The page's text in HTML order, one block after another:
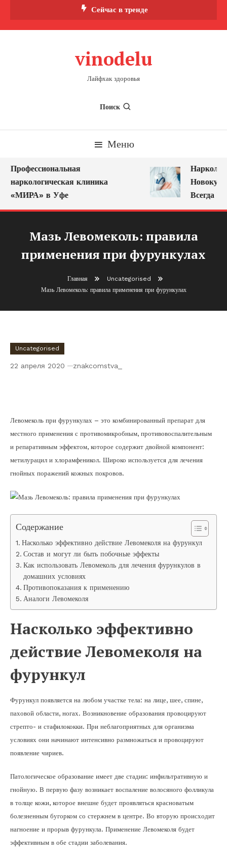
Сейчас в тренде
vinodelu
Лайфхак здоровья
Поиск
Меню
Профессиональная
наркологическая клиника
«МИРА» в Уфе
Всегда
Мазь Левомеколь: правила
применения при фурункулах
Главная
Uncategorised
Мазь Левомеколь: правила применения при фурункулах
Uncategorised
22 апреля 2020 znakcomstva_
Левомеколь при фурункулах – это комбинированный препарат для
местного применения с противомикробным, противовоспалительным
и репаративным эффектом, которое содержит двойной компонент:
метилурацил и хлорамфеникол. Широко используется для лечения
гнойных поражений кожных покровов.
Содержание
Насколько эффективно действие Левомеколя на фурункул
Состав и могут ли быть побочные эффекты
Как использовать Левомеколь для лечения фурункулов в
домашних условиях
Противопоказания к применению
Аналоги Левомеколя
Насколько эффективно
действие Левомеколя на
фурункул
Фурункул появляется на любом участке тела: на лице, шее, спине,
паховой области, ногах. Возникновение образования провоцируют
стрепто- и стафилококки. При неблагоприятных для организма
условиях они начинают интенсивно размножаться и провоцируют
появление чириев.
Патологическое образование имеет две стадии: инфильтративную и
гнойную. В первую фазу возникает воспаление волосяного фолликула
в толще кожи, которое внешне будет проявляться красноватым
болезненным бугорком со стержнем в центре. Во вторую происходит
нагноение и прорыв фурункула. Применение Левомеколя будет
эффективным в обе стадии заболевания.